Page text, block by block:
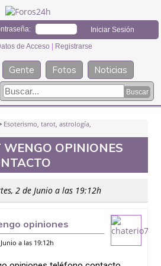
de Acceso Registrarse
Gente Fotos
Noticias
Esoterismo, tarot, astrología,
WENGO OPINIONES
2 de Junio a las 19:12h
opiniones
a las 19:12h